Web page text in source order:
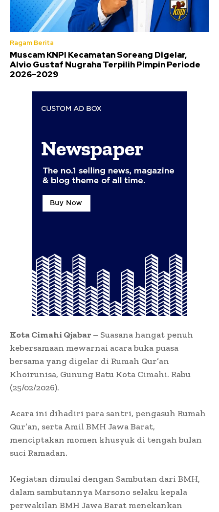
Ragam Berita
Muscam KNPI Kecamatan Soreang Digelar,
Alvio Gustaf Nugraha Terpilih Pimpin Periode
2026–2029
Kota Cimahi Qjabar – Suasana hangat penuh
kebersamaan mewarnai acara buka puasa
bersama yang digelar di Rumah Qur’an
Khoirunisa, Gunung Batu Kota Cimahi. Rabu
(25/02/2026).
Acara ini dihadiri para santri, pengasuh Rumah
Qur’an, serta Amil BMH Jawa Barat,
menciptakan momen khusyuk di tengah bulan
suci Ramadan.
Kegiatan dimulai dengan Sambutan dari BMH,
dalam sambutannya Marsono selaku kepala
perwakilan BMH Jawa Barat menekankan